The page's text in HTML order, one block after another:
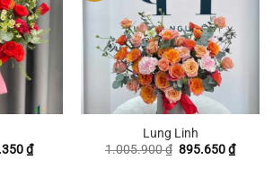
₫Giá
hiện
Lung Linh
1.005.900₫ Giá
895.650₫Giá
hiện